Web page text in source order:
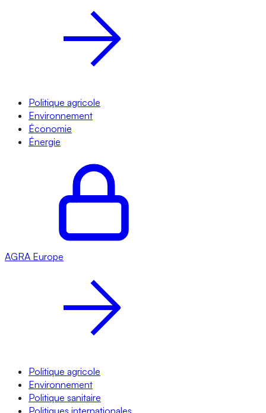
Politique agricole
Environnement
Économie
Énergie
AGRA Europe
Politique agricole
Environnement
Politique sanitaire
Politiques internationales